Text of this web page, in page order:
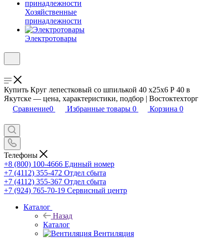
Хозяйственные
принадлежности
Электротовары
Купить Круг лепестковый со шпилькой 40 х25х6 Р 40 в
Якутске — цена, характеристики, подбор | Востоктехторг
Сравнение0 Избранные товары 0 Корзина 0
Телефоны
+8 (800) 100-4666 Единый номер
+7 (4112) 355-472 Отдел сбыта
+7 (4112) 355-367 Отдел сбыта
+7 (924) 765-70-19 Сервисный центр
Каталог
Назад
Каталог
Вентиляция